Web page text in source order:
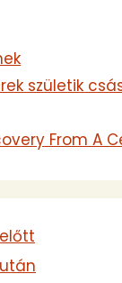
születik
From A